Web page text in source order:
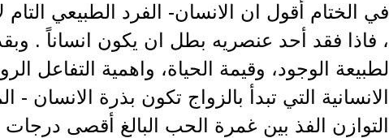
في الختام أقول ان الانسان- الفرد الطبيعي التام
، فاذا فقد أحد عنصريه بطل ان يكون انساناً .
لطبيعة الوجود، وقيمة الحياة، واهمية التفاعل
الانسانية التي تبدأ بالزواج تكون بذرة
التوازن الفذ بين غمرة الحب البالغ أقصى